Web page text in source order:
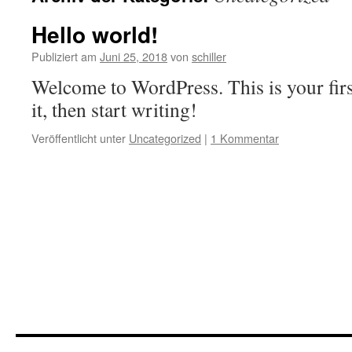
Hello world!
Publiziert am Juni 25, 2018von schiller
Welcome to WordPress. This is your
it, then start writing!
Veröffentlicht unter Uncategorized | 1 Kommentar